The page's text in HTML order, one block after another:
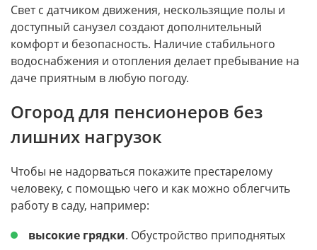
Свет с датчиком движения, нескользящие полы и
доступный санузел создают дополнительный
комфорт и безопасность. Наличие стабильного
водоснабжения и отопления делает пребывание на
даче приятным в любую погоду.
Огород для пенсионеров без
лишних нагрузок
Чтобы не надорваться покажите престарелому
человеку, с помощью чего и как можно облегчить
работу в саду, например:
высокие грядки. Обустройство приподнятых